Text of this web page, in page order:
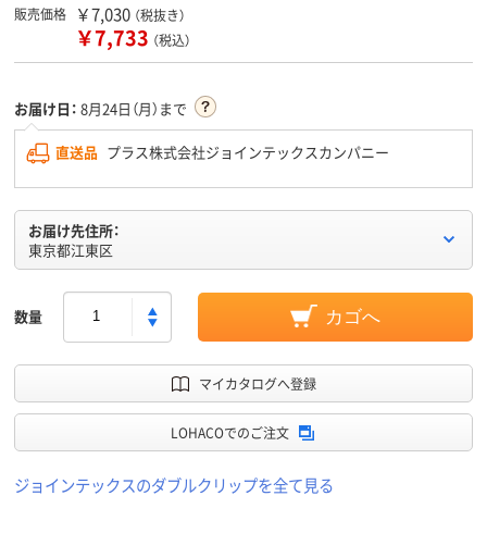
販売価格 ￥7,030 （税抜き）
￥7,733 （税込）
お届け日： 8月24日（月）まで
直送品 プラス株式会社ジョインテックスカンパニー
お届け先住所：
東京都江東区
数量 カゴへ
マイカタログへ登録
LOHACOでのご注文
ジョインテックスのダブルクリップを全て見る